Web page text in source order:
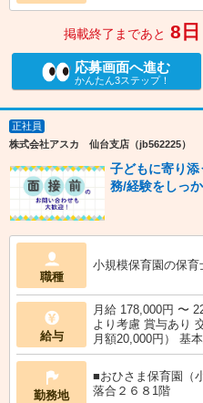
掲載終了まであと 8日
応募画面へ進む
かんたん3ステップ！
正社員
株式会社アスカ 仙台支店（jb562225）
子どもに寄り
務/経験をしっ
職種
小規模保育園の保育
給与
月給 178,000円 〜
より考慮 賞与あり
月額20,000円）
勤務地
■おひさま保育園（
落合２６８1階